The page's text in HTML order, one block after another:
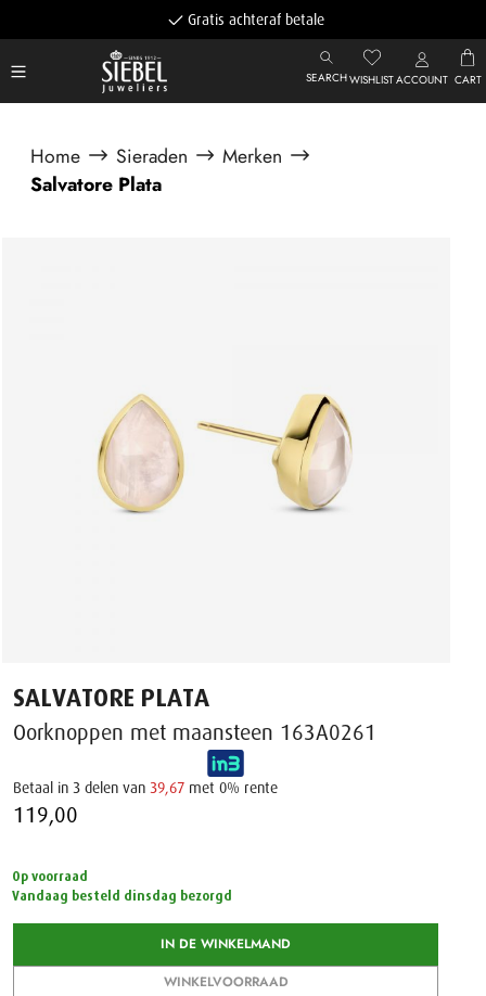
Gratis achteraf betalen
SEARCHWISHLISTACCOUNT CART
Home Sieraden
Merken
Salvatore Plata
SALVATORE PLATA
Oorknoppen met maansteen 163A0261
Betaal in 3 delen van 39,67 met 0% rente
119,00 ‌
Op voorraad
Vandaag besteld dinsdag bezorgd
IN DE WINKELMAND
WINKELVOORRAAD